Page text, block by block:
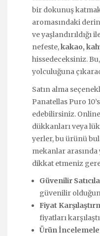
bir dokunuş
aromasındaki
ve yaşlandırıldığı
nefeste,kakao,
hissedeceksiniz.
yolculuğuna
Satın alma
Panatellas Puro
edebilirsiniz.
dükkanları veya
yerler, bu ürünü
mekanlar arasında
dikkat etmeniz
Güvenilir
güvenilir
Fiyat
fiyatları
Ürün